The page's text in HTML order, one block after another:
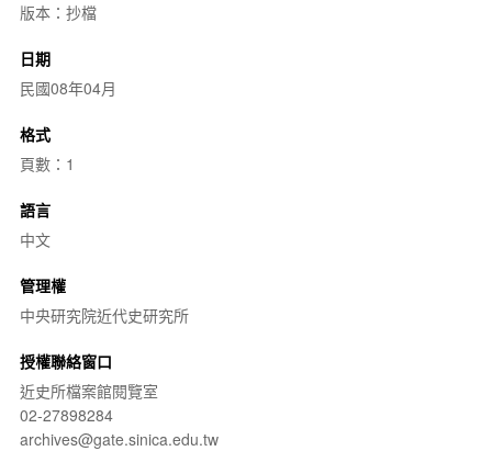
版本：抄檔
日期
民國08年04月
格式
頁數：1
語言
中文
管理權
中央研究院近代史研究所
授權聯絡窗口
近史所檔案館閱覽室
02-27898284
archives@gate.sinica.edu.tw